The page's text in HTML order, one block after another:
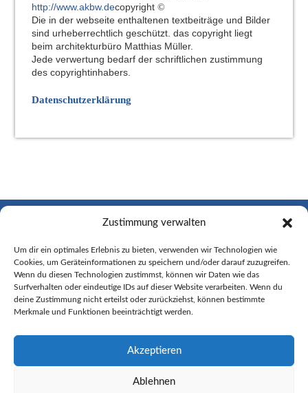
Zustimmung verwalten
Um dir ein optimales Erlebnis zu bieten, verwenden wir Technologien wie
Cookies, um Geräteinformationen zu speichern und/oder darauf zuzugreifen.
Wenn du diesen Technologien zustimmst, können wir Daten wie das
Surfverhalten oder eindeutige IDs auf dieser Website verarbeiten. Wenn du
deine Zustimmung nicht erteilst oder zurückziehst, können bestimmte
Merkmale und Funktionen beeinträchtigt werden.
Akzeptieren
Ablehnen
http://www.akbw.decopyright©
Die in der webseite enthaltenen textbeiträge und Bilder
sind urheberrechtlich geschützt. das copyright liegt
beim architekturbüro Matthias Müller.
Jede verwertung bedarf der schriftlichen zustimmung
des copyrightinhabers.
Datenschutzerklärung
DATENSCHUTZERKLÄRUNG&IMPRESSUM
KONTAKT
DIPL. ING. MATTHIAS MÜLLER
INFO@ARCHITEKTUR-MM.DE
MOBIL: +49 170 212 44 40